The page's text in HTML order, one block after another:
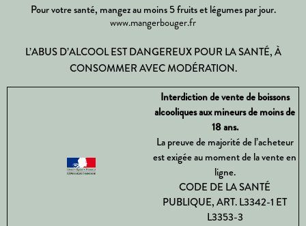
Pour votre santé, mangez au moins 5 fruits et légumes par jour.
www.mangerbouger.fr
L’ABUS D’ALCOOL EST DANGEREUX POUR LA SANTÉ, À
CONSOMMER AVEC MODÉRATION.
Interdiction de vente de boissons
alcooliques aux mineurs de moins de
18 ans.
La preuve de majorité de l’acheteur
est exigée au moment de la vente en
ligne.
CODE DE LA SANTÉ
PUBLIQUE, ART. L3342-1 ET
L3353-3